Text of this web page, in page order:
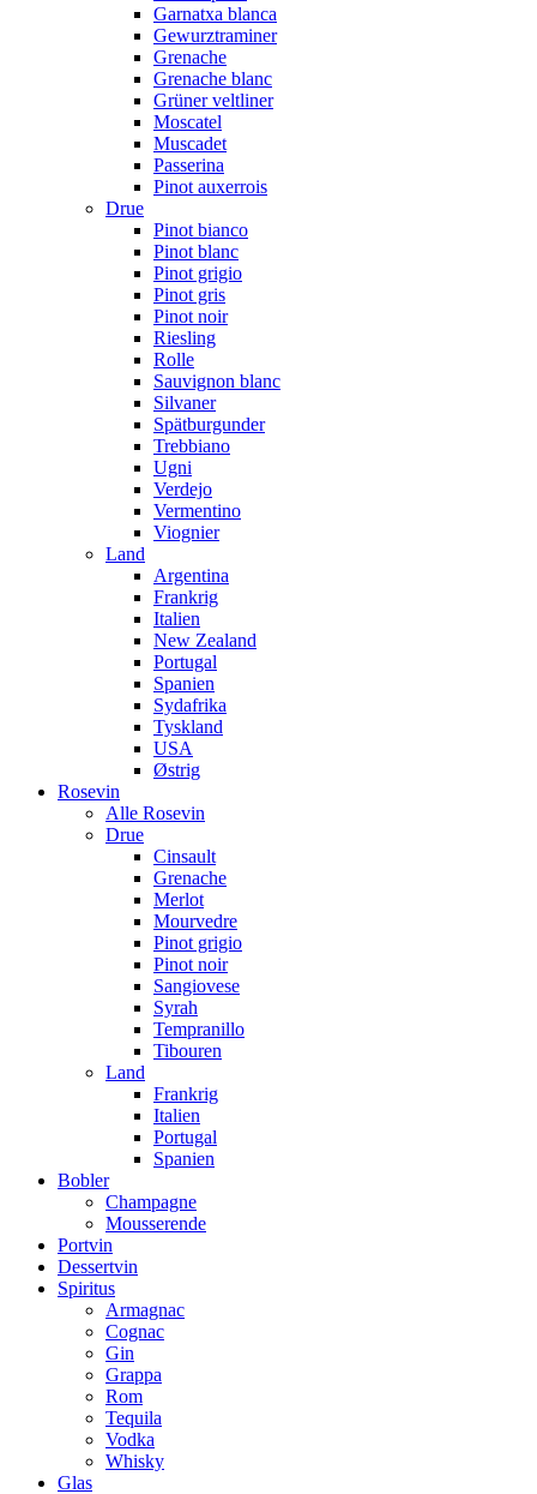
Garnatxa blanca
Gewurztraminer
Grenache
Grenache blanc
Grüner veltliner
Moscatel
Muscadet
Passerina
Pinot auxerrois
Drue
Pinot bianco
Pinot blanc
Pinot grigio
Pinot gris
Pinot noir
Riesling
Rolle
Sauvignon blanc
Silvaner
Spätburgunder
Trebbiano
Ugni
Verdejo
Vermentino
Viognier
Land
Argentina
Frankrig
Italien
New Zealand
Portugal
Spanien
Sydafrika
Tyskland
USA
Østrig
Rosevin
Alle Rosevin
Drue
Cinsault
Grenache
Merlot
Mourvedre
Pinot grigio
Pinot noir
Sangiovese
Syrah
Tempranillo
Tibouren
Land
Frankrig
Italien
Portugal
Spanien
Bobler
Champagne
Mousserende
Portvin
Dessertvin
Spiritus
Armagnac
Cognac
Gin
Grappa
Rom
Tequila
Vodka
Whisky
Glas